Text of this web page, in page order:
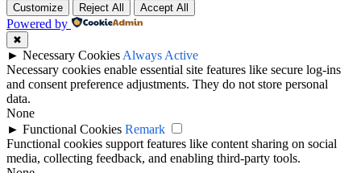
Customize Reject All Accept All
Powered by
✖
► Necessary Cookies Always Active
Necessary cookies enable essential site features like secure log-ins
and consent preference adjustments. They do not store personal
data.
None
► Functional Cookies Remark
Functional cookies support features like content sharing on social
media, collecting feedback, and enabling third-party tools.